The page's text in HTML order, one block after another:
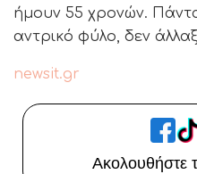
ήμουν 55 χρονών.
αντρικό φύλο, δεν
newsit.gr
Ακολουθήστε